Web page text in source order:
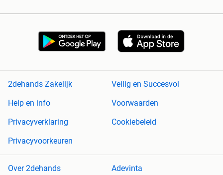
2dehands Zakelijk
Veilig en Succesvol
Help en info
Voorwaarden
Privacyverklaring
Cookiebeleid
Privacyvoorkeuren
Over 2dehands Adevinta